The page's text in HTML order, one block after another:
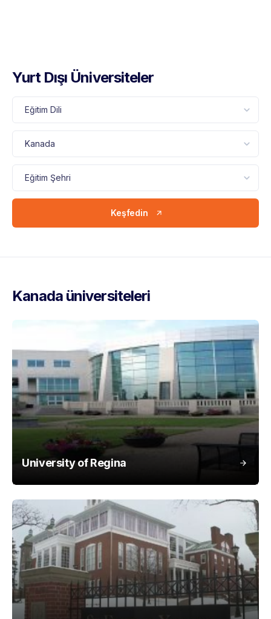
Yurt Dışı Üniversiteler
Keşfedin
Kanada üniversiteleri
University of Regina